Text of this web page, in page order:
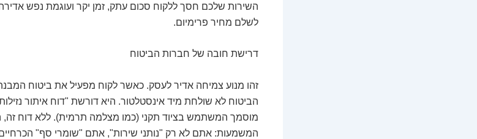
השירות שלכם חסך ללקוח סכום עתק, זמן יקר ועוגמת נפש
לשלם מחיר פרימיום.
דרישת חובה של חברות הביטוח
זהו מנוע צמיחה אדיר לעסק. כאשר לקוח מפעיל את ביטוח
הביטוח לא שולחת מיד אינסטלטור. היא דורשת "דוח איתור
מוסמך המשתמש בציוד תקני (כמו מצלמה תרמית). ללא דוח זה,
המשמעות: אתם לא רק "נותני שירות", אתם "שומרי סף"